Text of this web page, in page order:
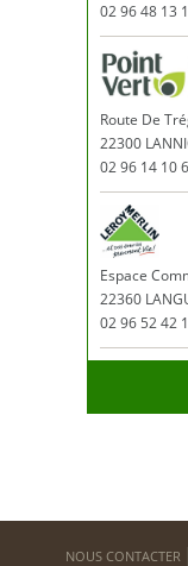
02 96 48 13
Route De
22300
02 96 14 10
Espace
22360
02 96 52 42
NOUS CONTACTER